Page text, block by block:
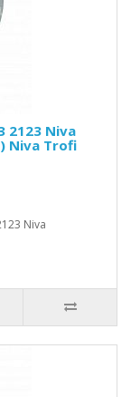
2123 Niva
Niva Trofi
Niva